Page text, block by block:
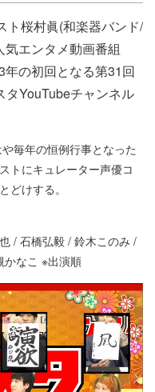
ト桜村眞(和楽器バンド/
エンタメ動画番組
年の初回となる第31回
タYouTubeチャンネル
毎年の恒例行事となった
トにキュレーター声優コ
どけする。
/ 石橋弘毅 / 鈴木このみ /
かなこ ※出演順